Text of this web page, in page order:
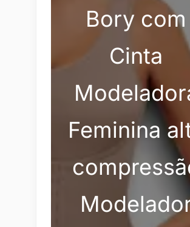
Bory com
Cinta
Feminina